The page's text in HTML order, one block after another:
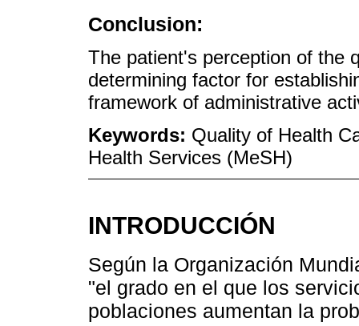
Conclusion:
The patient's perception of the
determining factor for
framework of administrative
Keywords: Quality of Health
Health Services (MeSH)
INTRODUCCIÓN
Según la Organización
"el grado en el que los
poblaciones aumentan la